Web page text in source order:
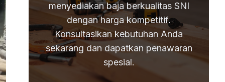
menyediakan baja berkualitas SNI
dengan harga kompetitif.
Konsultasikan kebutuhan Anda
sekarang dan dapatkan penawaran
spesial.